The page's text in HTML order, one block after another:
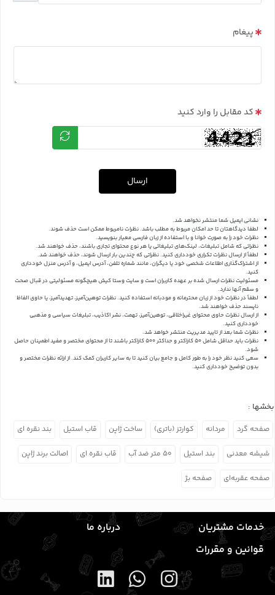
پیغام
کد مقابل را وارد کنید
ارسال
نشانی ایمیل شما منتشر نخواهد شد.
لطفا دیدگاهتان تا حد امکان مربوط به مطلب باشد. نظرات نامربوط ممکن است حذف شوند.
نظرات خود را به صورت خوانا و با استفاده از زبان فارسی معیار بنویسید.
نظراتی که شامل تبلیغات، لینک‌های تبلیغاتی یا هر نوع محتوای تجاری باشند، حذف خواهند شد.
لطفاً از ارسال نظرات تکراری خودداری کنید. نظراتی که چندین بار ارسال شوند، حذف خواهند شد.
از اشتراک‌گذاری اطلاعات شخصی خود یا دیگران، مانند شماره تلفن، آدرس ایمیل، و آدرس منزل خودداری
کنید.
مسئولیت نظرات ارسال شده بر عهده کاربران است و سایت وستا کیش هیچگونه مسئولیتی در قبال صحت
و سقم آنها ندارد.
لطفاً در نظرات خود از زبان محترمانه و مودبانه استفاده کنید. نظرات توهین‌آمیز، تهدیدآمیز، یا حاوی الفاظ
ناپسند حذف خواهند شد.
از ارسال نظرات حاوی محتوای غیراخلاقی، توهین‌آمیز، تهمت، نشر اکاذیب، تبلیغات سیاسی و مذهبی
خودداری کنید.
نظرات شما بعد از تایید مدیریت منتشر خواهد شد.
نظرات باید حداقل شامل 50 کاراکتر و حداکثر 500 کاراکتر باشند تا از محتوای مختصر و مفید اطمینان حاصل
شود.
سعی کنید نظر خود را به طور کامل و جامع بیان کنید تا به سایر کاربران کمک کند.از ارائه نظرات مختصر و
بدون توضیح خودداری کنید.
بخشها :
صفحه گرد مردانه کوارتز (باتری) ساخت ژاپن قاب استیل بند نقره ای
شیشه معدنی بند استیل ۵۰ متر ضد آب قاب نقره ای اصالت برند ژاپن
صفحه عقربه‌ای صفحه بژ
خدمات مشتریان
درباره ما
قوانین و مقررات